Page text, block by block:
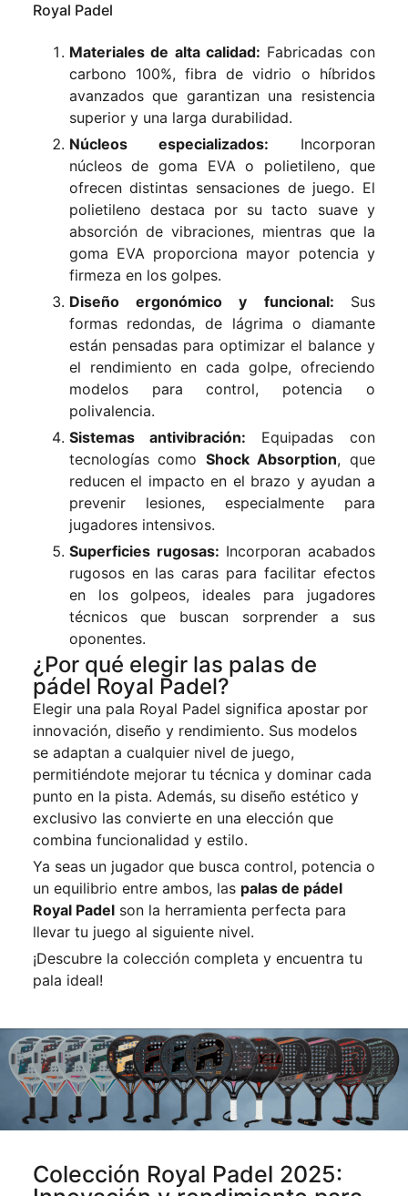
Royal Padel
Materiales de alta calidad: Fabricadas con
carbono 100%, fibra de vidrio o híbridos
avanzados que garantizan una resistencia
superior y una larga durabilidad.
Núcleos especializados: Incorporan
núcleos de goma EVA o polietileno, que
ofrecen distintas sensaciones de juego. El
polietileno destaca por su tacto suave y
absorción de vibraciones, mientras que la
goma EVA proporciona mayor potencia y
firmeza en los golpes.
Diseño ergonómico y funcional: Sus
formas redondas, de lágrima o diamante
están pensadas para optimizar el balance y
el rendimiento en cada golpe, ofreciendo
modelos para control, potencia o
polivalencia.
Sistemas antivibración: Equipadas con
tecnologías como Shock Absorption, que
reducen el impacto en el brazo y ayudan a
prevenir lesiones, especialmente para
jugadores intensivos.
Superficies rugosas: Incorporan acabados
rugosos en las caras para facilitar efectos
en los golpeos, ideales para jugadores
técnicos que buscan sorprender a sus
oponentes.
¿Por qué elegir las palas de
pádel Royal Padel?
Elegir una pala Royal Padel significa apostar por
innovación, diseño y rendimiento. Sus modelos
se adaptan a cualquier nivel de juego,
permitiéndote mejorar tu técnica y dominar cada
punto en la pista. Además, su diseño estético y
exclusivo las convierte en una elección que
combina funcionalidad y estilo.
Ya seas un jugador que busca control, potencia o
un equilibrio entre ambos, las palas de pádel
Royal Padelson la herramienta perfecta para
llevar tu juego al siguiente nivel.
¡Descubre la colección completa y encuentra tu
pala ideal!
Colección Royal Padel 2025: